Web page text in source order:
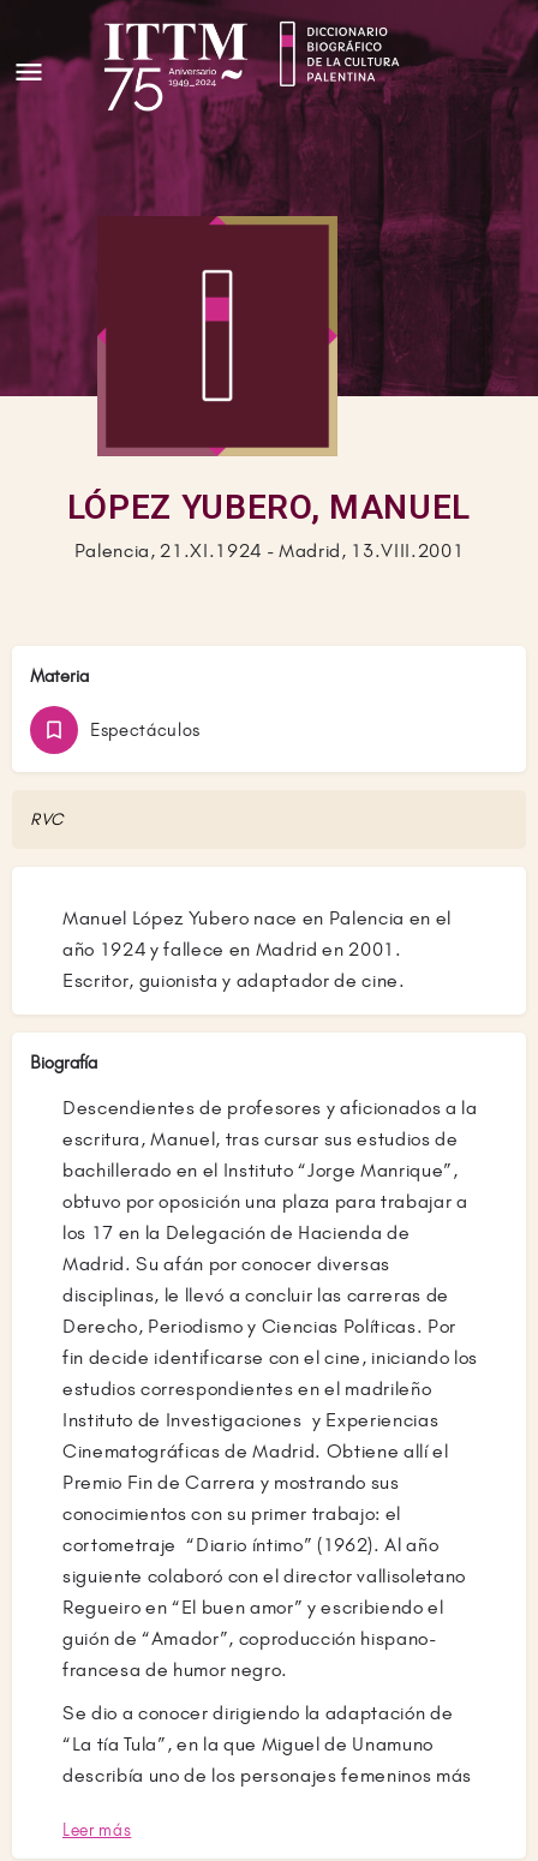
LÓPEZ YUBERO, MANUEL
Palencia, 21.XI.1924 - Madrid, 13.VIII.2001
Materia
Espectáculos
RVC
Manuel López Yubero nace en Palencia en el
año 1924 y fallece en Madrid en 2001.
Escritor, guionista y adaptador de cine.
Biografía
Descendientes de profesores y aficionados a la
escritura, Manuel, tras cursar sus estudios de
bachillerado en el Instituto “Jorge Manrique”,
obtuvo por oposición una plaza para trabajar a
los 17 en la Delegación de Hacienda de
Madrid. Su afán por conocer diversas
disciplinas, le llevó a concluir las carreras de
Derecho, Periodismo y Ciencias Políticas. Por
fin decide identificarse con el cine, iniciando los
estudios correspondientes en el madrileño
Instituto de Investigaciones y Experiencias
Cinematográficas de Madrid. Obtiene allí el
Premio Fin de Carrera y mostrando sus
conocimientos con su primer trabajo: el
cortometraje “Diario íntimo” (1962). Al año
siguiente colaboró con el director vallisoletano
Regueiro en “El buen amor” y escribiendo el
guión de “Amador”, coproducción hispano-
francesa de humor negro.
Se dio a conocer dirigiendo la adaptación de
“La tía Tula”, en la que Miguel de Unamuno
describía uno de los personajes femeninos más
éxito logrado, bajo la dirección de Miguel
Leer más